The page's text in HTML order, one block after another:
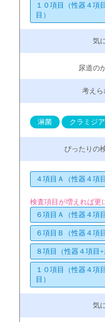
１０項目（性器４項
目）
尿道の
淋菌 クラミジア
４項目Ａ（性器４項目
検査項目が増えれば更
６項目Ａ（性器４項
６項目Ｂ（性器４項
８項目（性器４項目
１０項目（性器４項
目）